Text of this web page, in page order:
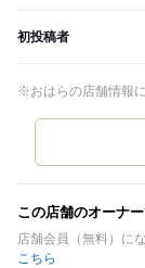
初投稿者
※おはらの店舗情報
この店舗のオーナ
店舗会員（無料）に
こちら